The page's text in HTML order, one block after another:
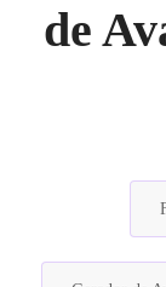
de